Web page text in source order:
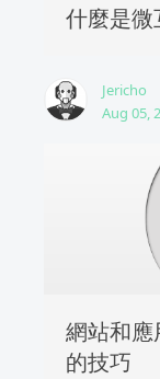
什麼是
Jericho
Aug 05,
網站和
的技巧